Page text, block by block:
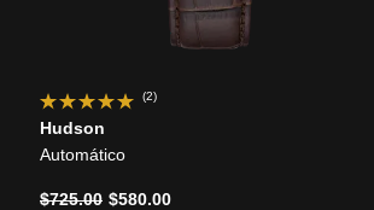
(2)
Hudson
Automático
Precio reducido de
$725.00a$580.00